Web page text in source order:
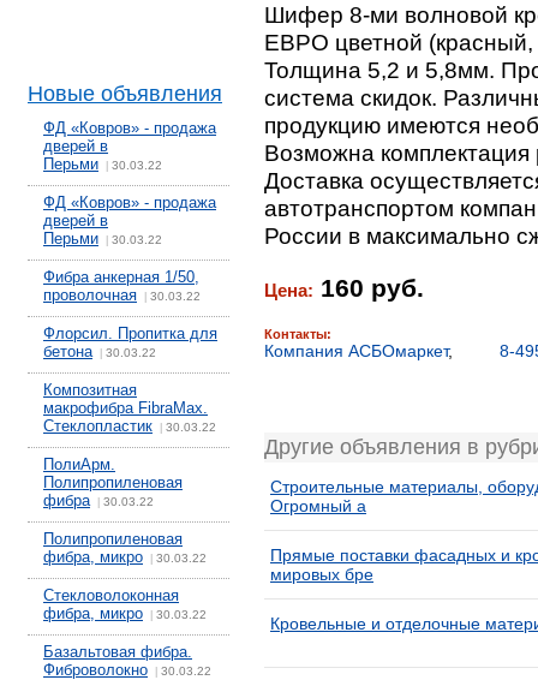
Новые объявления
ФД «Ковров» - продажа
дверей в
Перьми
30.03.22
ФД «Ковров» - продажа
дверей в
Перьми
30.03.22
Фибра анкерная 1/50,
проволочная
30.03.22
Флорсил. Пропитка для
бетона| 30.03.22
Композитная
макрофибра FibraMax.
Стеклопластик
30.03.22
ПолиАрм.
Полипропиленовая
фибра| 30.03.22
Полипропиленовая
фибра, микро
30.03.22
Стекловолоконная
фибра, микро
30.03.22
Базальтовая фибра.
Фиброволокно
30.03.22
Шифер 8-ми волновой
ЕВРО цветной
Толщина 5,2 и 5,8мм.
система скидок.
продукцию имеются
Возможна комплектация
Доставка
автотранспортом
России в максимально
Цена: 160 руб.
Контакты:
Компания АСБОмаркет, 8-
Другие объявления в
Строительные материалы,
Огромный а
Прямые поставки фасадных и
мировых бре
Кровельные и отделочные